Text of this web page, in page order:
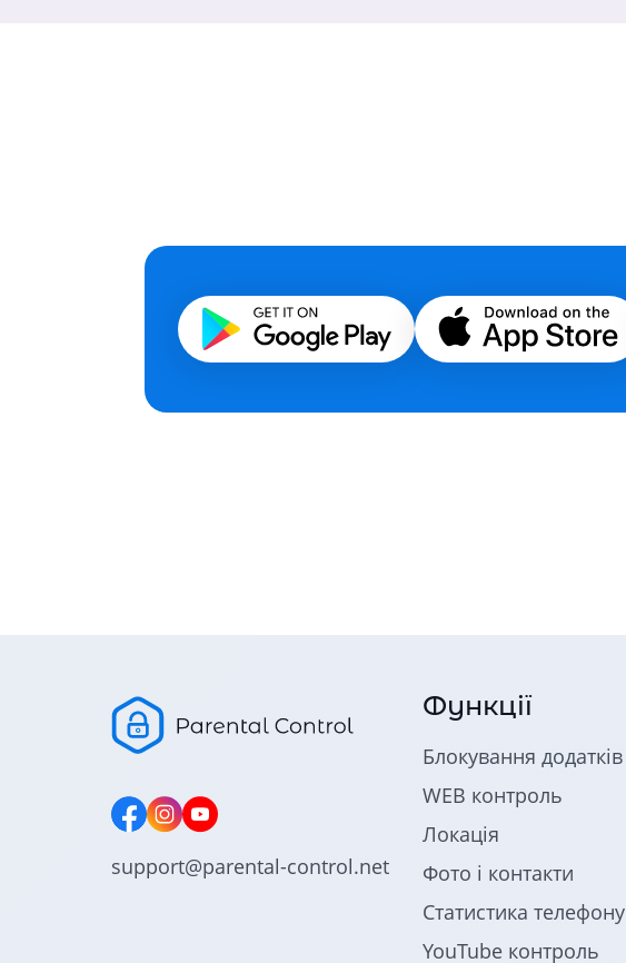
support@parental-control.net
Функції
Блокування додатків
WEB контроль
Локація
Фото і контакти
Статистика телефону
YouTube контроль